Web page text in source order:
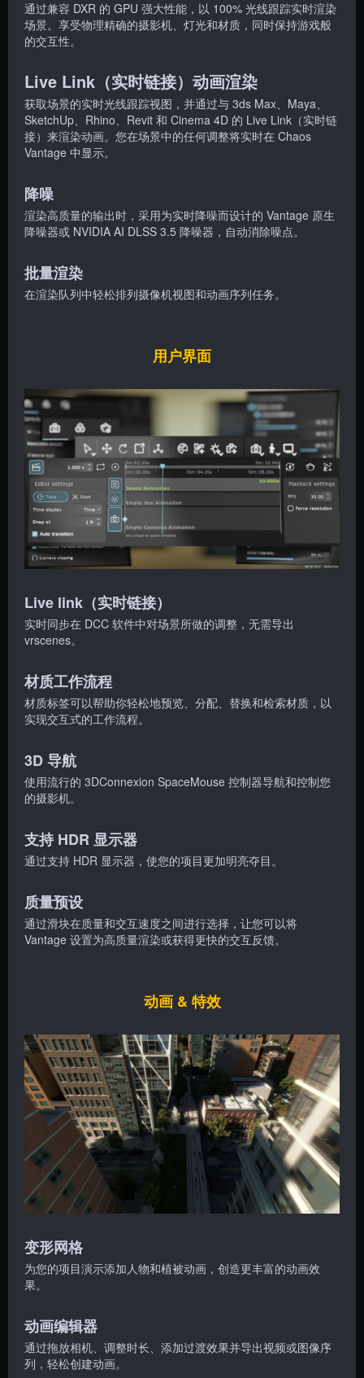
通过兼容 DXR 的 GPU 强大性能，以 100% 光线跟踪实时渲染
场景。享受物理精确的摄影机、灯光和材质，同时保持游戏般
的交互性。
Live Link（实时链接）动画渲染
获取场景的实时光线跟踪视图，并通过与 3ds Max、Maya、
SketchUp、Rhino、Revit 和 Cinema 4D 的 Live Link（实时链
接）来渲染动画。您在场景中的任何调整将实时在 Chaos
Vantage 中显示。
降噪
渲染高质量的输出时，采用为实时降噪而设计的 Vantage 原生
降噪器或 NVIDIA AI DLSS 3.5 降噪器，自动消除噪点。
批量渲染
在渲染队列中轻松排列摄像机视图和动画序列任务。
用户界面
Live link（实时链接）
实时同步在 DCC 软件中对场景所做的调整，无需导出
vrscenes。
材质工作流程
材质标签可以帮助你轻松地预览、分配、替换和检索材质，以
实现交互式的工作流程。
3D 导航
使用流行的 3DConnexion SpaceMouse 控制器导航和控制您
的摄影机。
支持 HDR 显示器
通过支持 HDR 显示器，使您的项目更加明亮夺目。
质量预设
通过滑块在质量和交互速度之间进行选择，让您可以将
Vantage 设置为高质量渲染或获得更快的交互反馈。
动画 & 特效
变形网格
为您的项目演示添加人物和植被动画，创造更丰富的动画效
果。
动画编辑器
通过拖放相机、调整时长、添加过渡效果并导出视频或图像序
列，轻松创建动画。